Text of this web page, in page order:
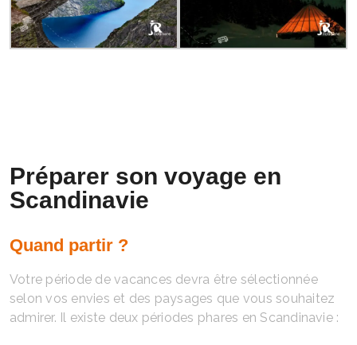
Préparer son voyage en
Scandinavie
Quand partir ?
Votre période de vacances devra être sélectionnée
selon vos envies et des paysages que vous souhaitez
admirer. Il existe deux périodes phares en Scandinavie :